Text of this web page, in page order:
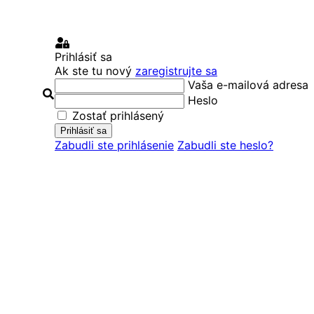
Hľadať
Prihlásiť
sa
Prihlásiť sa
Ak ste tu nový zaregistrujte sa
Vaša e-mailová adresa
Heslo
Zostať prihlásený
Prihlásiť sa
Zabudli ste prihlásenie Zabudli ste heslo?